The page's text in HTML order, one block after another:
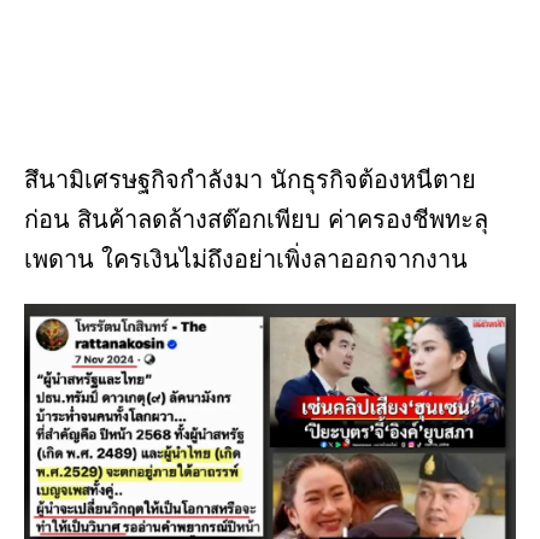
สึนามิเศรษฐกิจกำลังมา นักธุรกิจต้องหนีตาย
ก่อน สินค้าลดล้างสต๊อกเพียบ ค่าครองชีพทะลุ
เพดาน ใครเงินไม่ถึงอย่าเพิ่งลาออกจากงาน